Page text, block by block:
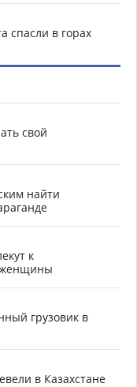
спасли в горах
свой
найти
к
женщины
грузовик в
в Казахстане